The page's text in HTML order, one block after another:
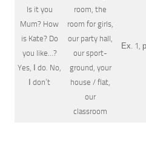
Is it you
Mum? How
is Kate? Do
you like…?
Yes, І do. No,
І don’t
room, the
room for girls,
our party hall,
our sport-
ground, your
house / flat,
our
classroom
Ех. 1,